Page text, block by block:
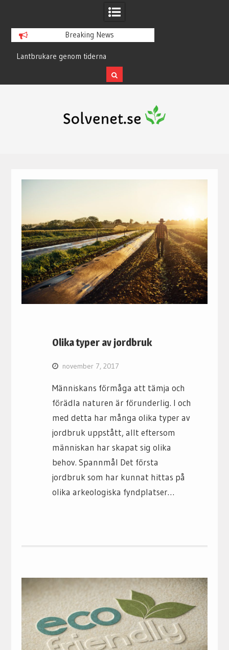
Breaking News
Lantbrukare genom tiderna
Olika typer av jordbruk
november 7, 2017
Människans förmåga att tämja och
förädla naturen är förunderlig. I och
med detta har många olika typer av
jordbruk uppstått, allt eftersom
människan har skapat sig olika
behov. Spannmål Det första
jordbruk som har kunnat hittas på
olika arkeologiska fyndplatser…